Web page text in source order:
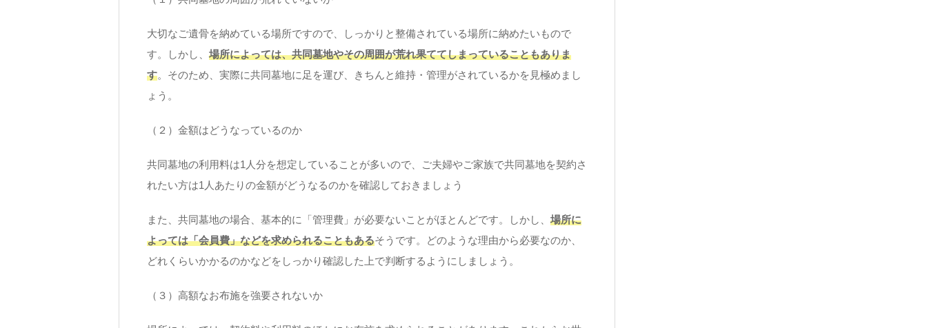
大切なご遺骨を納めている場所ですので、しっかりと整備されている場所に納めたいもので
す。しかし、 場所によっては、共同墓地やその周囲が荒れ果ててしまっていることもありま
す。そのため、実際に共同墓地に足を運び、きちんと維持・管理がされているかを見極めまし
ょう。
（２）金額はどうなっているのか
共同墓地の利用料は1人分を想定していることが多いので、ご夫婦やご家族で共同墓地を契約さ
れたい方は1人あたりの金額がどうなるのかを確認しておきましょう
また、共同墓地の場合、基本的に「管理費」が必要ないことがほとんどです。しかし、 場所に
よっては「会員費」などを求められることもあるそうです。どのような理由から必要なのか、
どれくらいかかるのかなどをしっかり確認した上で判断するようにしましょう。
（３）高額なお布施を強要されないか